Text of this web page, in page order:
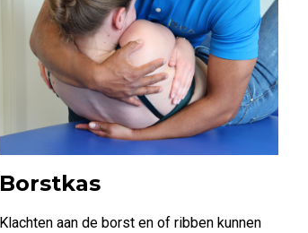
Borstkas
Klachten aan de borst en of ribben kunnen